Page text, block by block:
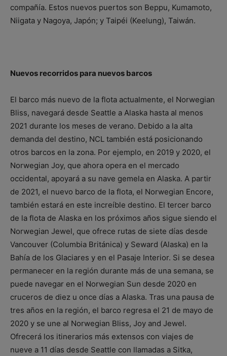
compañía. Estos nuevos puertos son Beppu, Kumamoto,
Niigata y Nagoya, Japón; y Taipéi (Keelung), Taiwán.
Nuevos recorridos para nuevos barcos
El barco más nuevo de la flota actualmente, el Norwegian
Bliss, navegará desde Seattle a Alaska hasta al menos
2021 durante los meses de verano. Debido a la alta
demanda del destino, NCL también está posicionando
otros barcos en la zona. Por ejemplo, en 2019 y 2020, el
Norwegian Joy, que ahora opera en el mercado
occidental, apoyará a su nave gemela en Alaska. A partir
de 2021, el nuevo barco de la flota, el Norwegian Encore,
también estará en este increíble destino. El tercer barco
de la flota de Alaska en los próximos años sigue siendo el
Norwegian Jewel, que ofrece rutas de siete días desde
Vancouver (Columbia Británica) y Seward (Alaska) en la
Bahía de los Glaciares y en el Pasaje Interior. Si se desea
permanecer en la región durante más de una semana, se
puede navegar en el Norwegian Sun desde 2020 en
cruceros de diez u once días a Alaska. Tras una pausa de
tres años en la región, el barco regresa el 21 de mayo de
2020 y se une al Norwegian Bliss, Joy and Jewel.
Ofrecerá los itinerarios más extensos con viajes de
nueve a 11 días desde Seattle con llamadas a Sitka,